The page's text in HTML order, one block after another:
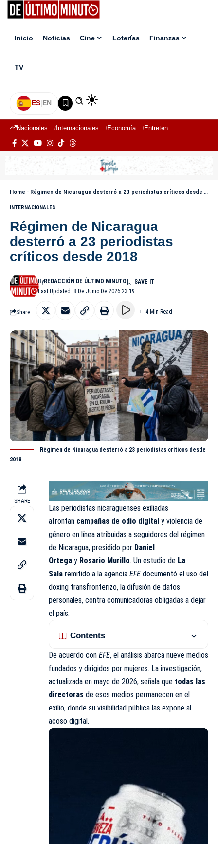
Inicio Noticias Cine Loterías Finanzas
TV
ES|EN
Nacionales Internacionales Economía Entretenimiento
Home - Régimen de Nicaragua desterró a 23 periodistas críticos desde 2018
INTERNACIONALES
Régimen de Nicaragua
desterró a 23 periodistas
críticos desde 2018
Last Updated: 8 De Junio De 2026 23:19
ByREDACCIÓN DE ÚLTIMO MINUTO
Share 4 Min Read
Régimen de Nicaragua desterró a 23 periodistas críticos desde
2018
SHARE
Las periodistas nicaragüenses exiliadas
afrontan campañas de odio digital y violencia de
género en línea atribuidas a seguidores del régimen
de Nicaragua, presidido por Daniel
Ortega y Rosario Murillo. Un estudio de La
Sala remitido a la agencia EFEdocumentó el uso del
doxing transfronterizo, la difusión de datos
personales, contra comunicadoras obligadas a dejar
el país.
Contents
De acuerdo con EFE, el análisis abarca nueve medios
fundados y dirigidos por mujeres. La investigación,
actualizada en mayo de 2026, señala que todas las
directoras de esos medios permanecen en el
exilio, donde su visibilidad pública las expone al
acoso digital.